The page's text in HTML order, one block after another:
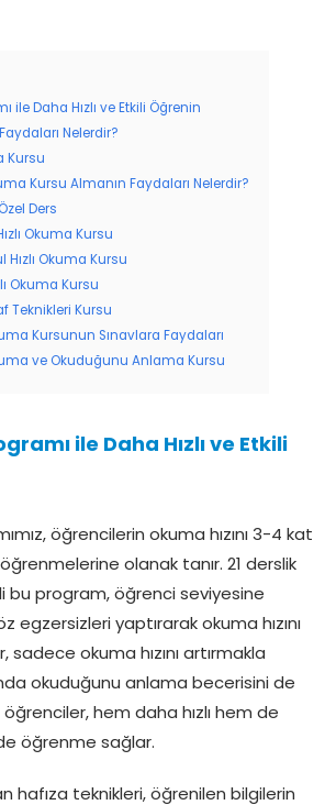
ile Daha Hızlı ve Etkili Öğrenin
Nelerdir?
Kursu
Kursu Almanın Faydaları Nelerdir?
Ders
Okuma Kursu
Hızlı Okuma Kursu
Okuma Kursu
Teknikleri Kursu
Kursunun Sınavlara Faydaları
ve Okuduğunu Anlama Kursu
ile Daha Hızlı ve Etkili
öğrencilerin okuma hızını 3-4 kat
öğrenmelerine olanak tanır. 21 derslik
bu program, öğrenci seviyesine
egzersizleri yaptırarak okuma hızını
sadece okuma hızını artırmakla
okuduğunu anlama becerisini de
hem daha hızlı hem de
öğrenme sağlar.
hafıza teknikleri, öğrenilen bilgilerin